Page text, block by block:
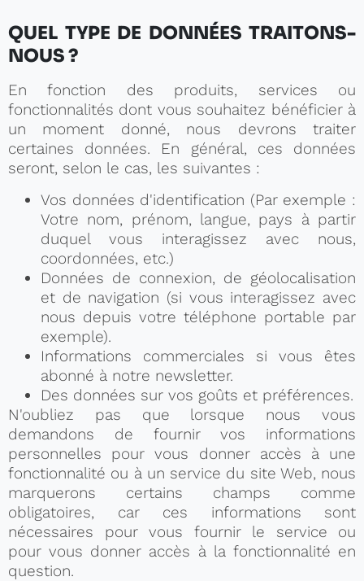
QUEL TYPE DE DONNÉES TRAITONS-
NOUS ?
En fonction des produits, services ou
fonctionnalités dont vous souhaitez bénéficier à
un moment donné, nous devrons traiter
certaines données. En général, ces données
seront, selon le cas, les suivantes :
Vos données d'identification (Par exemple :
Votre nom, prénom, langue, pays à partir
duquel vous interagissez avec nous,
coordonnées, etc.)
Données de connexion, de géolocalisation
et de navigation (si vous interagissez avec
nous depuis votre téléphone portable par
exemple).
Informations commerciales si vous êtes
abonné à notre newsletter.
Des données sur vos goûts et préférences.
N'oubliez pas que lorsque nous vous
demandons de fournir vos informations
personnelles pour vous donner accès à une
fonctionnalité ou à un service du site Web, nous
marquerons certains champs comme
obligatoires, car ces informations sont
nécessaires pour vous fournir le service ou
pour vous donner accès à la fonctionnalité en
question.